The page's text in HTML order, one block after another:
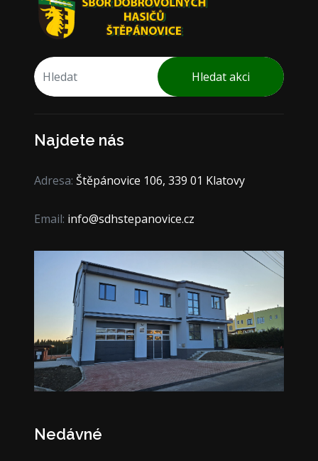
Hledat akci
Najdete nás
Adresa: Štěpánovice 106, 339 01 Klatovy
Email: info@sdhstepanovice.cz
Nedávné